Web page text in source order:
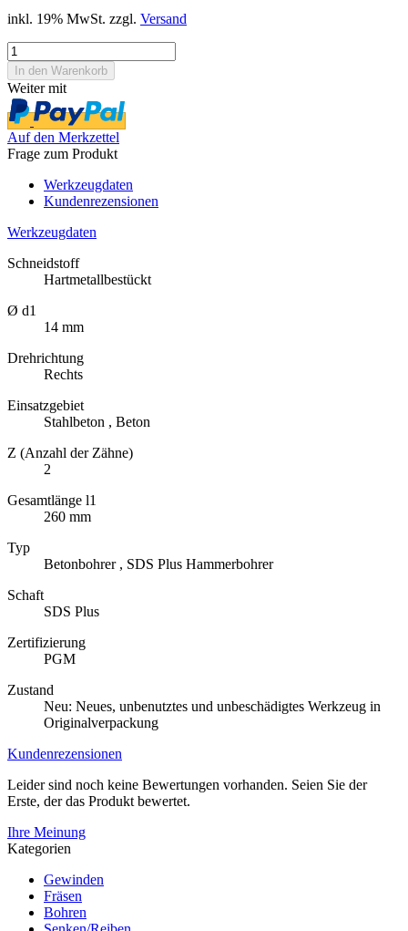
inkl. 19% MwSt. zzgl. Versand
Weiter mit
Auf den Merkzettel
Frage zum Produkt
Werkzeugdaten
Kundenrezensionen
Werkzeugdaten
Schneidstoff
Hartmetallbestückt
Ø d1
14 mm
Drehrichtung
Rechts
Einsatzgebiet
Stahlbeton , Beton
Z (Anzahl der Zähne)
2
Gesamtlänge l1
260 mm
Typ
Betonbohrer , SDS Plus Hammerbohrer
Schaft
SDS Plus
Zertifizierung
PGM
Zustand
Neu: Neues, unbenutztes und unbeschädigtes Werkzeug in
Originalverpackung
Kundenrezensionen
Leider sind noch keine Bewertungen vorhanden. Seien Sie der
Erste, der das Produkt bewertet.
Ihre Meinung
Kategorien
Gewinden
Fräsen
Bohren